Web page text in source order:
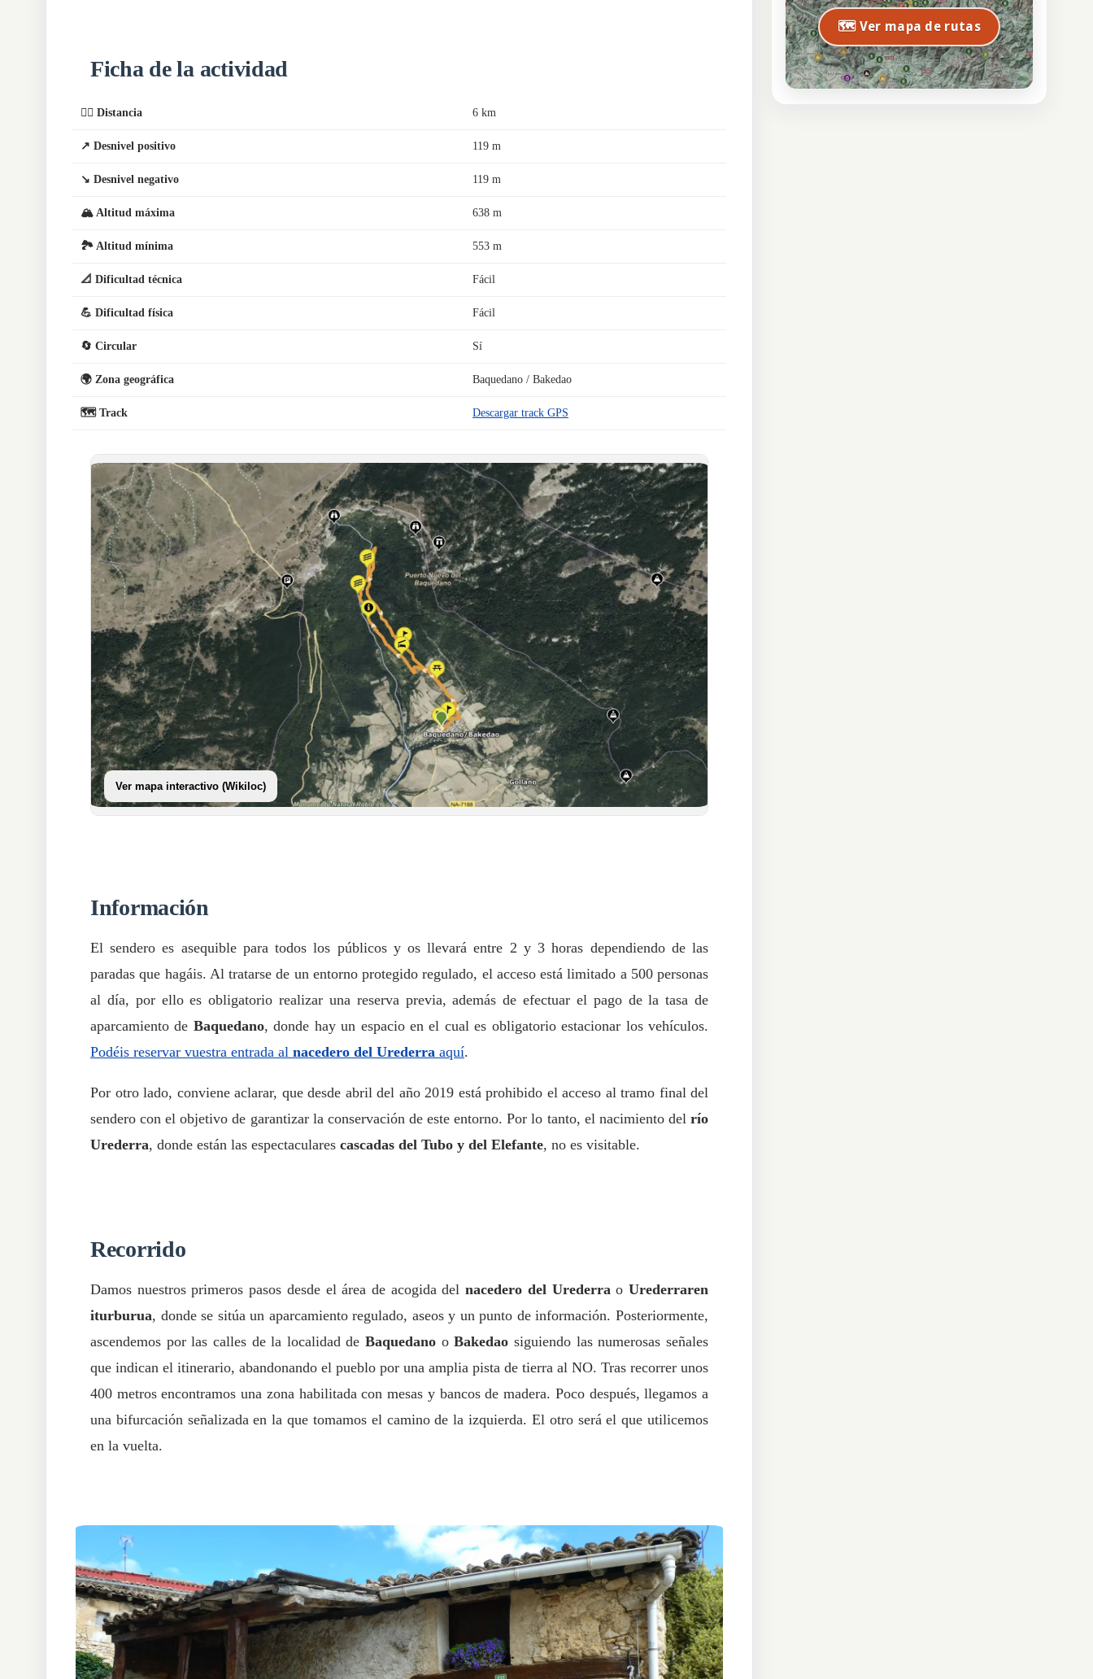
Ficha de la actividad
🏃‍♂️ Distancia 6 km
↗️ Desnivel positivo 119 m
↘️ Desnivel negativo 119 m
🏔️ Altitud máxima 638 m
🏞️ Altitud mínima 553 m
📐 Dificultad técnica Fácil
💪 Dificultad física Fácil
🔄 Circular Sí
🌍 Zona geográfica Baquedano / Bakedao
🗺️ Track Descargar track GPS
Ver mapa interactivo (Wikiloc)
Información
El sendero es asequible para todos los públicos y os llevará entre 2 y 3 horas dependiendo de las
paradas que hagáis. Al tratarse de un entorno protegido regulado, el acceso está limitado a 500 personas
al día, por ello es obligatorio realizar una reserva previa, además de efectuar el pago de la tasa de
aparcamiento de Baquedano, donde hay un espacio en el cual es obligatorio estacionar los vehículos.
Podéis reservar vuestra entrada al nacedero del Urederra aquí.
Por otro lado, conviene aclarar, que desde abril del año 2019 está prohibido el acceso al tramo final del
sendero con el objetivo de garantizar la conservación de este entorno. Por lo tanto, el nacimiento del río
Urederra, donde están las espectaculares cascadas del Tubo y del Elefante, no es visitable.
Recorrido
Damos nuestros primeros pasos desde el área de acogida delnacedero del UrederraoUrederraren
iturburua, donde se sitúa un aparcamiento regulado, aseos y un punto de información. Posteriormente,
ascendemos por las calles de la localidad deBaquedano oBakedao siguiendo las numerosas señales
que indican el itinerario, abandonando el pueblo por una amplia pista de tierra al NO. Tras recorrer unos
400 metros encontramos una zona habilitada con mesas y bancos de madera. Poco después, llegamos a
una bifurcación señalizada en la que tomamos el camino de la izquierda. El otro será el que utilicemos
en la vuelta.
🗺️ Ver mapa de rutas